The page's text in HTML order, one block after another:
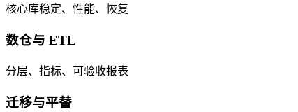
核心库稳定、性能、恢复
数仓与 ETL
分层、指标、可验收报表
迁移与平替